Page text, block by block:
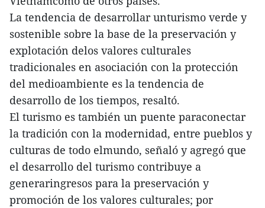
La tendencia de desarrollar unturismo verde y
sostenible sobre la base de la preservación y
explotación delos valores culturales
tradicionales en asociación con la protección
del medioambiente es la tendencia de
desarrollo de los tiempos, resaltó.
El turismo es también un puente paraconectar
la tradición con la modernidad, entre pueblos y
culturas de todo elmundo, señaló y agregó que
el desarrollo del turismo contribuye a
generaringresos para la preservación y
promoción de los valores culturales; por